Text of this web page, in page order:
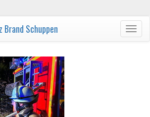
Brand Schuppen